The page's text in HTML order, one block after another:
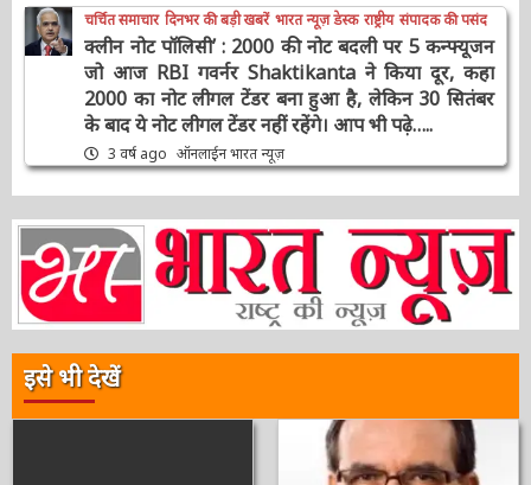
3 वर्ष ago ऑनलाईन भारत न्यूज़
चर्चित समाचार दिनभर की बड़ी खबरें भारत न्यूज़ डेस्क राष्ट्रीय
संपादक की पसंद
क्लीन नोट पॉलिसी’ : 2000 की नोट बदली पर 5
कन्फ्यूजन जो आज RBI गवर्नर Shaktikanta ने किया
दूर, कहा 2000 का नोट लीगल टेंडर बना हुआ है, लेकिन
3 वर्ष ago ऑनलाईन भारत न्यूज़